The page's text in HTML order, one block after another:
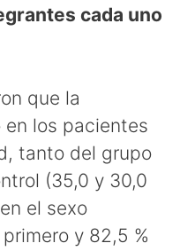
cada uno
que la
los pacientes
tanto del grupo
(35,0 y 30,0
el sexo
y 82,5 %